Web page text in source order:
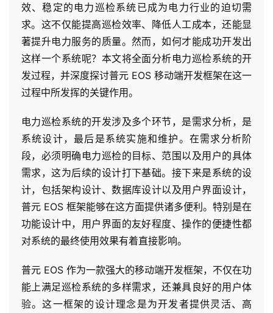
效、稳定的电力巡检系统已成为电力行业的迫切需
求。这不仅能提高巡检效率、降低人工成本，还能显
著提升电力服务的质量。然而，如何才能成功开发出
这样一个系统呢？本文将全面分析电力巡检系统的开
发过程，并深度探讨普元 EOS 移动端开发框架在这一
过程中所发挥的关键作用。
电力巡检系统的开发涉及多个环节，是需求分析，是
系统设计，最后是系统实施和维护。在需求分析阶
段，必须明确电力巡检的目标、范围以及用户的具体
需求，这为后续的设计打下基础。接下来是系统的设
计，包括架构设计、数据库设计以及用户界面设计，
普元 EOS 框架能够在这方面提供诸多便利。特别是在
功能设计中，用户界面的友好程度、操作的便捷性都
对系统的最终使用效果有着直接影响。
普元 EOS 作为一款强大的移动端开发框架，不仅在功
能上满足巡检系统的多样需求，还兼具良好的用户体
验。这一框架的设计理念是为开发者提供灵活、高